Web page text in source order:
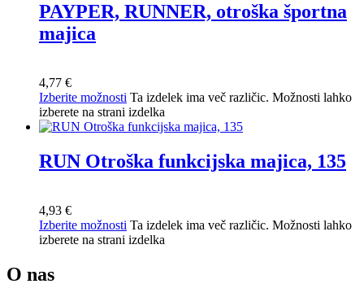
PAYPER, RUNNER, otroška športna
majica
4,77 €
Izberite možnosti Ta izdelek ima več različic. Možnosti lahko
izberete na strani izdelka
RUN Otroška funkcijska majica, 135
4,93 €
Izberite možnosti Ta izdelek ima več različic. Možnosti lahko
izberete na strani izdelka
O nas